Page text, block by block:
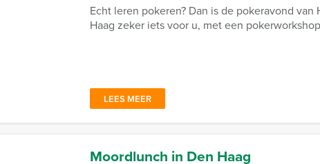
Echt leren pokeren? Dan is de pokeravond
Haag zeker iets voor u, met een
LEES MEER
Moordlunch in Den Haag